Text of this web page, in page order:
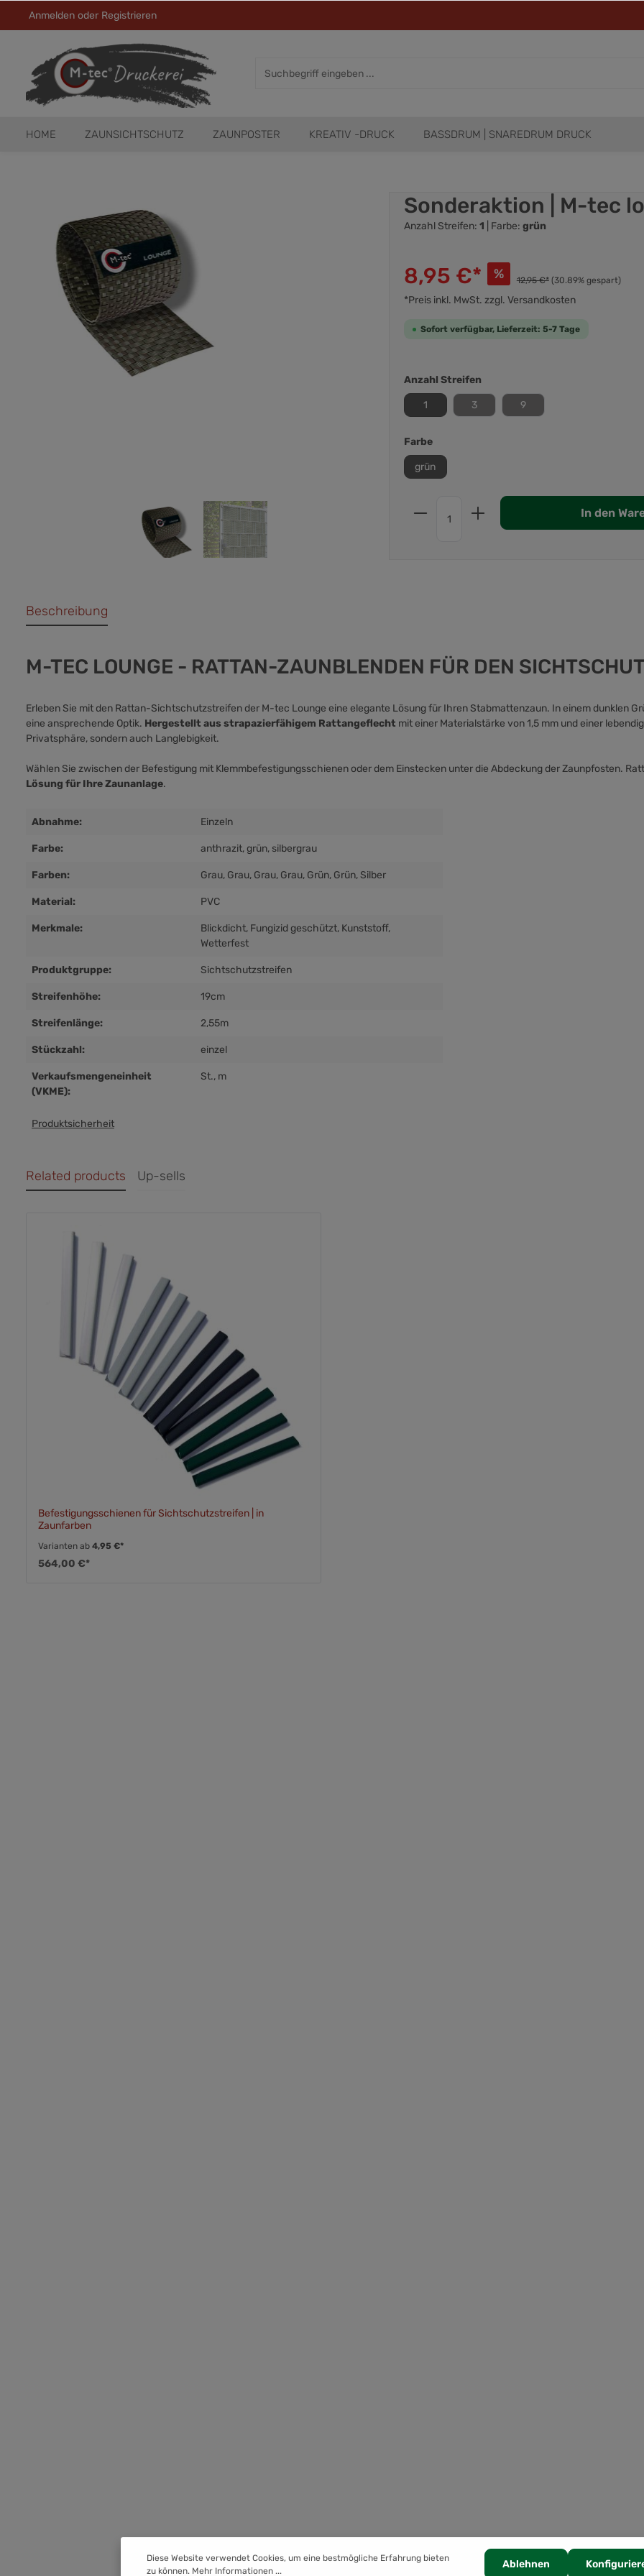
Anmelden oder Registrieren
HOME ZAUNSICHTSCHUTZ ZAUNPOSTER KREATIV -DRUCK BASSDRUM | SNAREDRUM DRUCK
Sonderaktion | M-tec
Anzahl Streifen: 1 | Farbe: grün
8,95 €* % 12,95 €* (30.89% gespart)
*Preis inkl. MwSt. zzgl. Versandkosten
Sofort verfügbar, Lieferzeit: 5-7 Tage
Anzahl Streifen
1 3 9
Farbe
grün
In den
Beschreibung
M-TEC LOUNGE - RATTAN-ZAUNBLENDEN FÜR DEN
Erleben Sie mit den Rattan-Sichtschutzstreifen der M-tec Lounge eine elegante Lösung für Ihren Stabmattenzaun. In einem dunklen
eine ansprechende Optik. Hergestellt aus strapazierfähigem Rattangeflecht mit einer Materialstärke von 1,5 mm und einer
Privatsphäre, sondern auch Langlebigkeit.
Wählen Sie zwischen der Befestigung mit Klemmbefestigungsschienen oder dem Einstecken unter die Abdeckung der Zaunpfosten.
Lösung für Ihre Zaunanlage.
Abnahme: Einzeln
Farbe: anthrazit, grün, silbergrau
Farben: Grau, Grau, Grau, Grau, Grün, Grün, Silber
Material: PVC
Merkmale: Blickdicht, Fungizid geschützt, Kunststoff,
Wetterfest
Produktgruppe: Sichtschutzstreifen
Streifenhöhe: 19cm
Streifenlänge: 2,55m
Stückzahl: einzel
Verkaufsmengeneinheit
(VKME):
St., m
Produktsicherheit
Related products Up-sells
Befestigungsschienen für Sichtschutzstreifen | in
Zaunfarben
Varianten ab 4,95 €*
564,00 €*
Diese Website verwendet Cookies, um eine bestmögliche Erfahrung bieten
zu können. Mehr Informationen ...
Ablehnen